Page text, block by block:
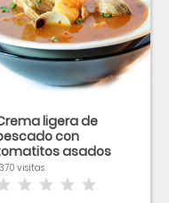
ligera de
con
asados
visitas